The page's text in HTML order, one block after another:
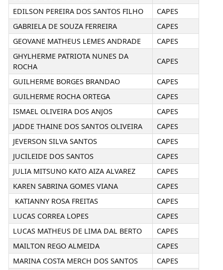
EDILSON PEREIRA DOS SANTOS FILHO
CAPES
GABRIELA DE SOUZA FERREIRA
CAPES
GEOVANE MATHEUS LEMES ANDRADE
CAPES
GHYLHERME PATRIOTA NUNES DA
ROCHA
CAPES
GUILHERME BORGES BRANDAO
CAPES
GUILHERME ROCHA ORTEGA
CAPES
ISMAEL OLIVEIRA DOS ANJOS
CAPES
JADDE THAINE DOS SANTOS OLIVEIRA
CAPES
JEVERSON SILVA SANTOS
CAPES
JUCILEIDE DOS SANTOS
CAPES
JULIA MITSUNO KATO AIZA ALVAREZ
CAPES
KAREN SABRINA GOMES VIANA
CAPES
KATIANNY ROSA FREITAS
CAPES
LUCAS CORREA LOPES
CAPES
LUCAS MATHEUS DE LIMA DAL BERTO
CAPES
MAILTON REGO ALMEIDA
CAPES
MARINA COSTA MERCH DOS SANTOS
CAPES